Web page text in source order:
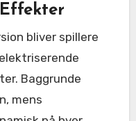
bliver spillere
Baggrunde
mens